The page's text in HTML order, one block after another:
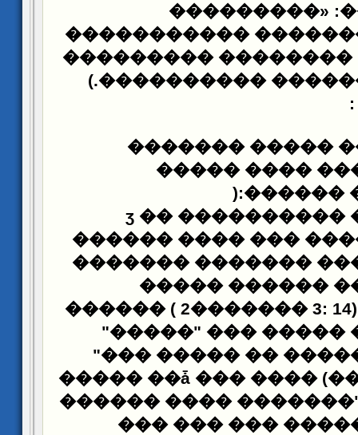
����� �����:
������� ���������
��� ������».
������ ���������
����� ������
�������� �
������
):
��� ����� �� ������ӡ �� ����
������ ���� ���
������� �������
����� ������
������ ( 2������� 3:
"�����" ��� �����
"��� ����� ��
����� ��ǡ ��� ����
������ ���� �������"
��� ��� ���